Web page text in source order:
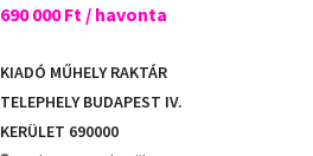
690 000 Ft / havonta
KIADÓ MŰHELY RAKTÁR
TELEPHELY BUDAPEST IV.
KERÜLET 690000